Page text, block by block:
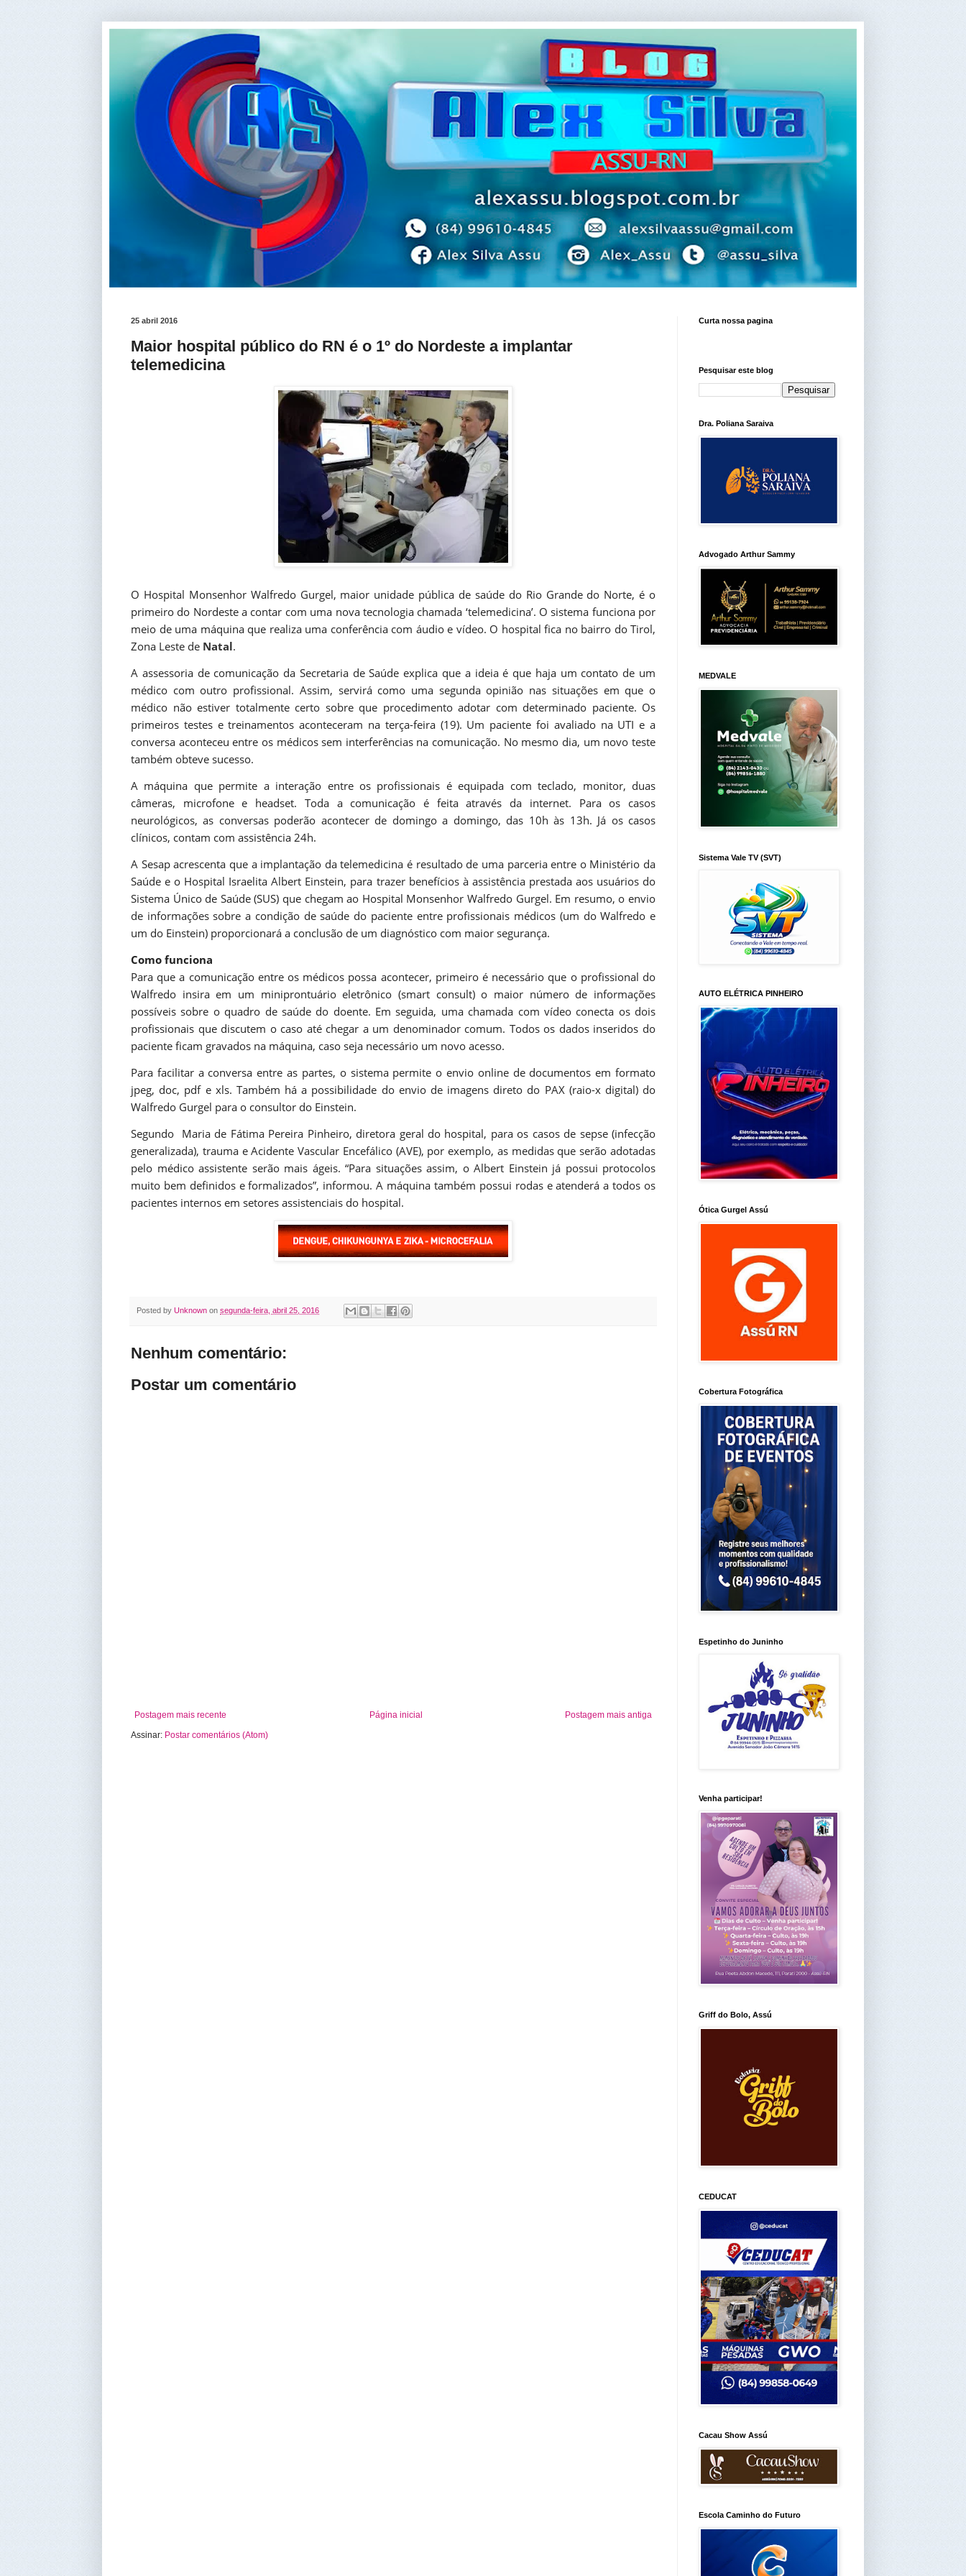
25 abril 2016
Maior hospital público do RN é o 1º do Nordeste a implantar
telemedicina
O Hospital Monsenhor Walfredo Gurgel, maior unidade pública de saúde do Rio Grande do Norte, é o
primeiro do Nordeste a contar com uma nova tecnologia chamada ‘telemedicina’. O sistema funciona por
meio de uma máquina que realiza uma conferência com áudio e vídeo. O hospital fica no bairro do Tirol,
Zona Leste de Natal.
A assessoria de comunicação da Secretaria de Saúde explica que a ideia é que haja um contato de um
médico com outro profissional. Assim, servirá como uma segunda opinião nas situações em que o
médico não estiver totalmente certo sobre que procedimento adotar com determinado paciente. Os
primeiros testes e treinamentos aconteceram na terça-feira (19). Um paciente foi avaliado na UTI e a
conversa aconteceu entre os médicos sem interferências na comunicação. No mesmo dia, um novo teste
também obteve sucesso.
A máquina que permite a interação entre os profissionais é equipada com teclado, monitor, duas
câmeras, microfone e headset. Toda a comunicação é feita através da internet. Para os casos
neurológicos, as conversas poderão acontecer de domingo a domingo, das 10h às 13h. Já os casos
clínicos, contam com assistência 24h.
A Sesap acrescenta que a implantação da telemedicina é resultado de uma parceria entre o Ministério da
Saúde e o Hospital Israelita Albert Einstein, para trazer benefícios à assistência prestada aos usuários do
Sistema Único de Saúde (SUS) que chegam ao Hospital Monsenhor Walfredo Gurgel. Em resumo, o envio
de informações sobre a condição de saúde do paciente entre profissionais médicos (um do Walfredo e
um do Einstein) proporcionará a conclusão de um diagnóstico com maior segurança.
Como funciona
Para que a comunicação entre os médicos possa acontecer, primeiro é necessário que o profissional do
Walfredo insira em um miniprontuário eletrônico (smart consult) o maior número de informações
possíveis sobre o quadro de saúde do doente. Em seguida, uma chamada com vídeo conecta os dois
profissionais que discutem o caso até chegar a um denominador comum. Todos os dados inseridos do
paciente ficam gravados na máquina, caso seja necessário um novo acesso.
Para facilitar a conversa entre as partes, o sistema permite o envio online de documentos em formato
jpeg, doc, pdf e xls. Também há a possibilidade do envio de imagens direto do PAX (raio-x digital) do
Walfredo Gurgel para o consultor do Einstein.
Segundo Maria de Fátima Pereira Pinheiro, diretora geral do hospital, para os casos de sepse (infecção
generalizada), trauma e Acidente Vascular Encefálico (AVE), por exemplo, as medidas que serão adotadas
pelo médico assistente serão mais ágeis. “Para situações assim, o Albert Einstein já possui protocolos
muito bem definidos e formalizados”, informou. A máquina também possui rodas e atenderá a todos os
pacientes internos em setores assistenciais do hospital.
Posted by Unknown on segunda-feira, abril 25, 2016
Nenhum comentário:
Postar um comentário
Postagem mais recente Postagem mais antiga
Página inicial
Assinar: Postar comentários (Atom)
Curta nossa pagina
Pesquisar este blog
Dra. Poliana Saraiva
Advogado Arthur Sammy
MEDVALE
Sistema Vale TV (SVT)
AUTO ELÉTRICA PINHEIRO
Ótica Gurgel Assú
Cobertura Fotográfica
Espetinho do Juninho
Venha participar!
Griff do Bolo, Assú
CEDUCAT
Cacau Show Assú
Escola Caminho do Futuro